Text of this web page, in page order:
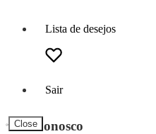
Lista de desejos
Sair
Close
Fale Conosco